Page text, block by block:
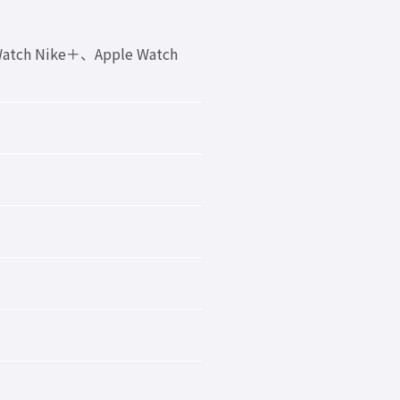
Nike＋、Apple Watch